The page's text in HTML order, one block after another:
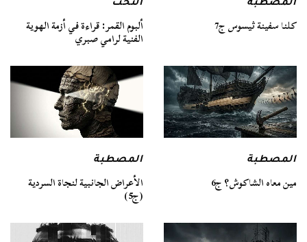
المصطبة
كلنا سفينة ثيسوس ج7
التخت
ألبوم القمر: قراءة في أزمة الهوية
الفنية لرامي صبري
المصطبة
مين معاه الشاكوش؟ ج6
المصطبة
الأعراض الجانبية لنجاة السردية
(ج5)